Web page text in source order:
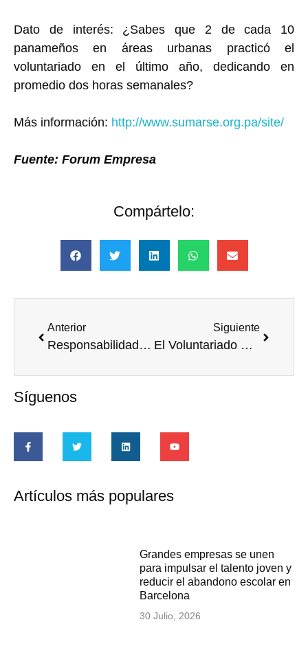
Dato de interés: ¿Sabes que 2 de cada 10
panameños en áreas urbanas practicó el
voluntariado en el último año, dedicando en
promedio dos horas semanales?
Más información: http://www.sumarse.org.pa/site/
Fuente: Forum Empresa
Compártelo:
Anterior
Responsabilidad Social Corporativa como forma de cohesión laboral
Siguiente
El Voluntariado Corporativo: ¿en tiempo laboral o personal?
Síguenos
Artículos más populares
Grandes empresas se unen
para impulsar el talento joven y
reducir el abandono escolar en
Barcelona
30 Julio, 2026